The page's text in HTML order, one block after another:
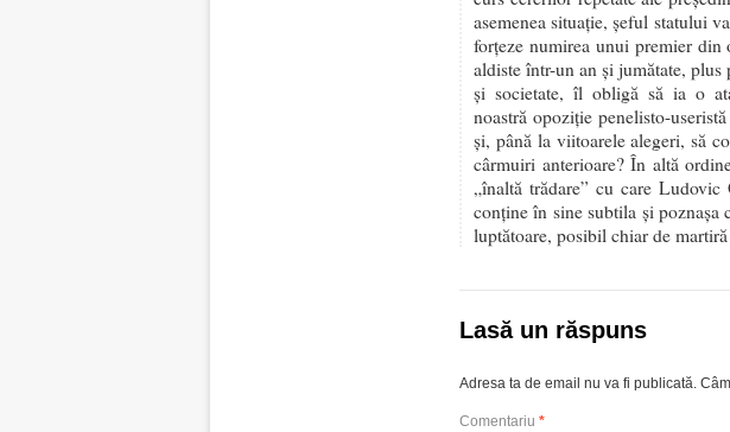
asemenea situație, șeful statului
forțeze numirea unui premier din
aldiste într-un an și jumătate,
și societate, îl obligă să ia o
noastră opoziție penelisto-
și, până la viitoarele alegeri, să
cârmuiri anterioare? În altă
„înaltă trădare” cu care
conține în sine subtila și poznașa
luptătoare, posibil chiar de
Lasă un răspuns
Adresa ta de email nu va fi publicată.
Comentariu *